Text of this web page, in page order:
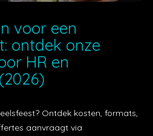
voor een
ontdek onze
HR en
Ontdek kosten, formats,
aanvraagt via